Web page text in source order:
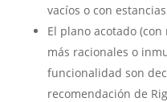
vacíos o con
El plano acotado
más racionales o
funcionalidad son
recomendación de